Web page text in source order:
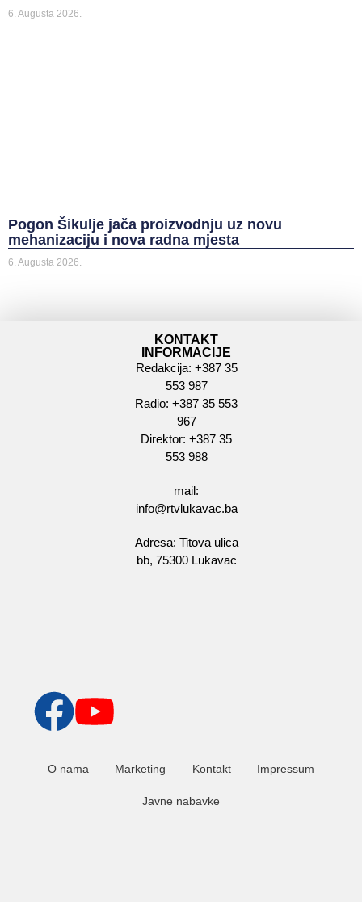
6. Augusta 2026.
Pogon Šikulje jača proizvodnju uz novu
mehanizaciju i nova radna mjesta
6. Augusta 2026.
KONTAKT
INFORMACIJE
Redakcija: +387 35
553 987
Radio: +387 35 553
967
Direktor: +387 35
553 988
mail:
info@rtvlukavac.ba
Adresa: Titova ulica
bb, 75300 Lukavac
O nama Marketing Kontakt Impressum
Javne nabavke